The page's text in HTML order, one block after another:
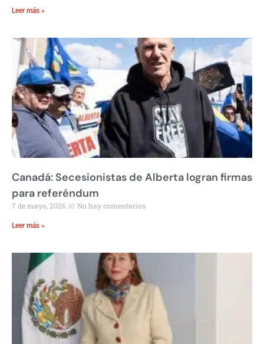
Leer más »
Canadá: Secesionistas de Alberta logran firmas
para referéndum
7 de mayo, 2026 No hay comentarios
Leer más »